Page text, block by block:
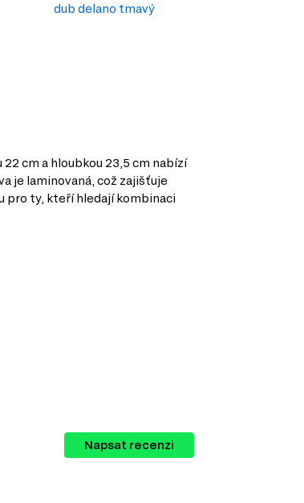
dub delano tmavý
cm a hloubkou 23,5 cm nabízí
je laminovaná, což zajišťuje
pro ty, kteří hledají kombinaci
Napsat recenzi